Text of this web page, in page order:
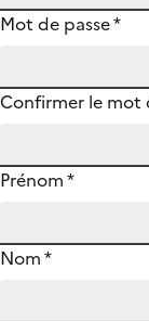
Mot de passe*
Confirmer le mot
Prénom*
Nom*